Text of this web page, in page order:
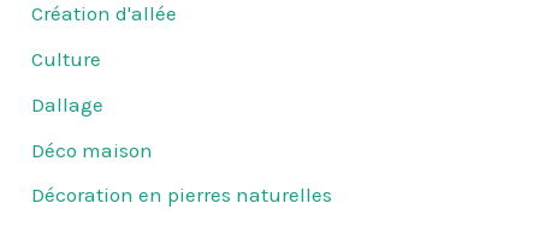
Création d'allée
Culture
Dallage
Déco maison
Décoration en pierres naturelles